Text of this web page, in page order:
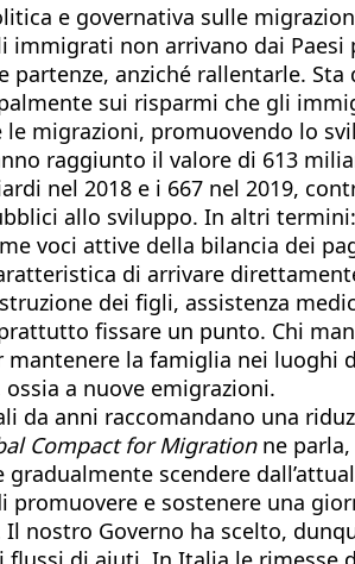
e governativa sulle
immigrati non arrivano dai
anziché rallentarle.
sui risparmi che gli
migrazioni, promuovendo lo
raggiunto il valore di 613
nel 2018 e i 667 nel 2019,
allo sviluppo. In altri
voci attive della bilancia dei
di arrivare
dei figli, assistenza
fissare un punto. Chi
la famiglia nei luoghi
a nuove emigrazioni.
da anni raccomandano una
Compact for Migrationne parla,
scendere
e sostenere una
nostro Governo ha scelto,